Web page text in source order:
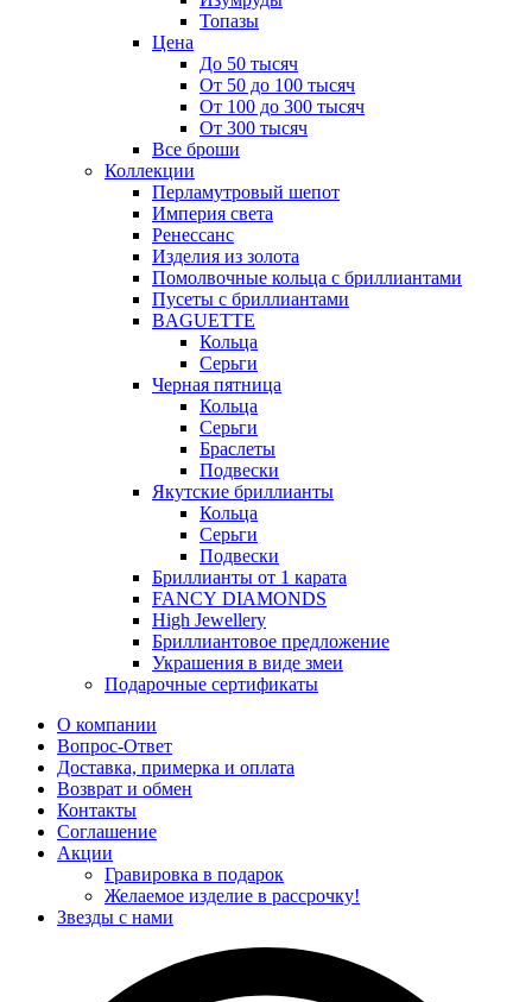
Топазы
Цена
До 50 тысяч
От 50 до 100 тысяч
От 100 до 300 тысяч
От 300 тысяч
Все броши
Коллекции
Перламутровый шепот
Империя света
Ренессанс
Изделия из золота
Помолвочные кольца с бриллиантами
Пусеты с бриллиантами
BAGUETTE
Кольца
Серьги
Черная пятница
Кольца
Серьги
Браслеты
Подвески
Якутские бриллианты
Кольца
Серьги
Подвески
Бриллианты от 1 карата
FANCY DIAMONDS
High Jewellery
Бриллиантовое предложение
Украшения в виде змеи
Подарочные сертификаты
О компании
Вопрос-Ответ
Доставка, примерка и оплата
Возврат и обмен
Контакты
Соглашение
Акции
Гравировка в подарок
Желаемое изделие в рассрочку!
Звезды с нами